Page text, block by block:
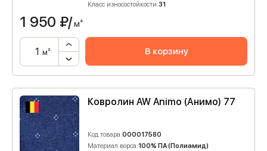
Класс износостойкости:31
1 950 ₽/м²
м² В корзину
Ковролин AW Animo (Анимо) 77
Код товара:000017580
Материал ворса:100% ПА (Полиамид)